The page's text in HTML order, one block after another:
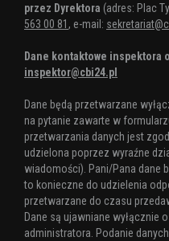
przez Dyrektora (adres: Plac
563 00 81 , e-mail:
Dane kontaktowe inspektora
inspektor@cbi24.pl
Dane będą przetwarzane
na pytanie zawarte w
przetwarzania danych jest
udzielona poprzez wyraźne
wiadomości). Pani/Pana dane
to konieczne do udzielenia
przetwarzane do czasu
Dane są ujawniane wyłącznie
administratora. Podanie